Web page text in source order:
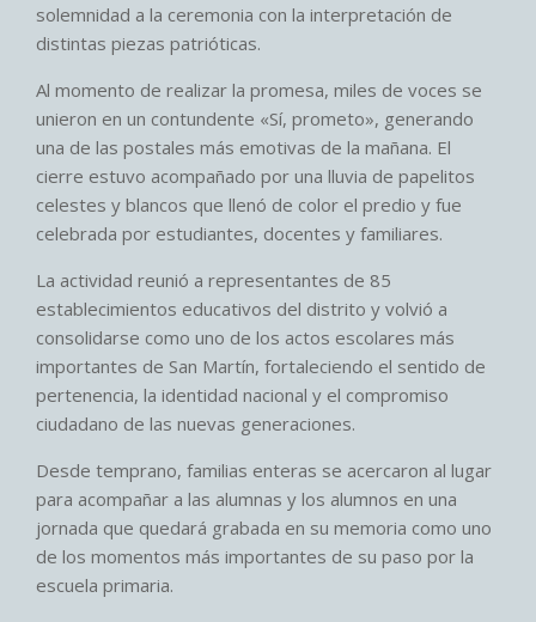
solemnidad a la ceremonia con la interpretación de
distintas piezas patrióticas.
Al momento de realizar la promesa, miles de voces se
unieron en un contundente «Sí, prometo», generando
una de las postales más emotivas de la mañana. El
cierre estuvo acompañado por una lluvia de papelitos
celestes y blancos que llenó de color el predio y fue
celebrada por estudiantes, docentes y familiares.
La actividad reunió a representantes de 85
establecimientos educativos del distrito y volvió a
consolidarse como uno de los actos escolares más
importantes de San Martín, fortaleciendo el sentido de
pertenencia, la identidad nacional y el compromiso
ciudadano de las nuevas generaciones.
Desde temprano, familias enteras se acercaron al lugar
para acompañar a las alumnas y los alumnos en una
jornada que quedará grabada en su memoria como uno
de los momentos más importantes de su paso por la
escuela primaria.